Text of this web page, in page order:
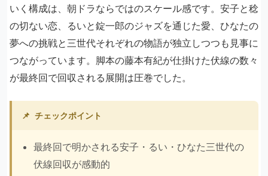
いく構成は、朝ドラならではのスケール感です。安子と稔
の切ない恋、るいと錠一郎のジャズを通じた愛、ひなたの
夢への挑戦と三世代それぞれの物語が独立しつつも見事に
つながっています。脚本の藤本有紀が仕掛けた伏線の数々
が最終回で回収される展開は圧巻でした。
📌 チェックポイント
最終回で明かされる安子・るい・ひなた三世代の
伏線回収が感動的